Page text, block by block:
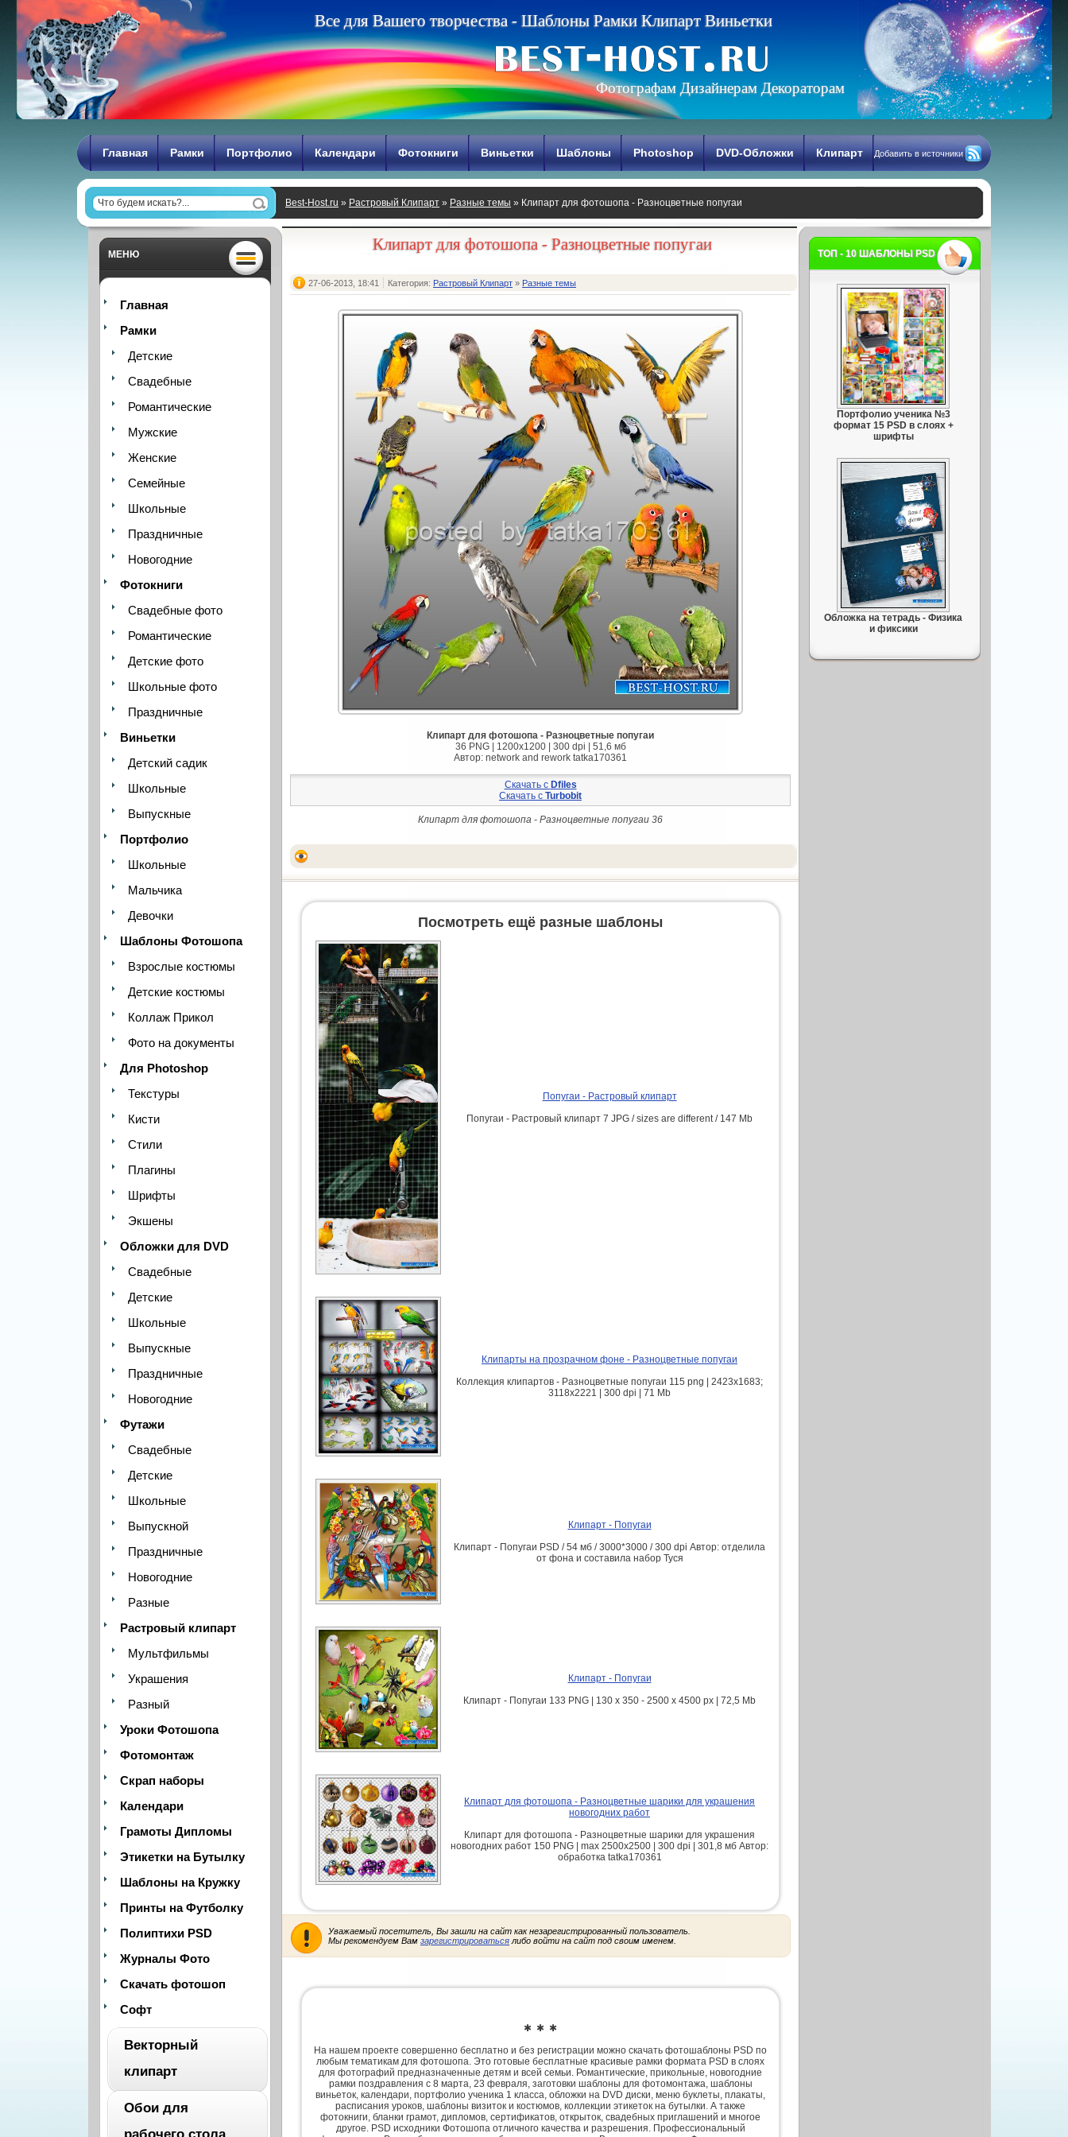
Все для Вашего творчества - Шаблоны Рамки Клипарт Виньетки
Фотографам Дизайнерам Декораторам
Главная Рамки Портфолио Календари Фотокниги Виньетки Шаблоны Photoshop DVD-Обложки Клипарт Добавить в источники
Best-Host.ru » Растровый Клипарт » Разные темы » Клипарт для фотошопа - Разноцветные попугаи
МЕНЮ
Главная
Рамки
Детские
Свадебные
Романтические
Мужские
Женские
Семейные
Школьные
Праздничные
Новогодние
Фотокниги
Свадебные фото
Романтические
Детские фото
Школьные фото
Праздничные
Виньетки
Детский садик
Школьные
Выпускные
Портфолио
Школьные
Мальчика
Девочки
Шаблоны Фотошопа
Взрослые костюмы
Детские костюмы
Коллаж Прикол
Фото на документы
Для Photoshop
Текстуры
Кисти
Стили
Плагины
Шрифты
Экшены
Обложки для DVD
Свадебные
Детские
Школьные
Выпускные
Праздничные
Новогодние
Футажи
Свадебные
Детские
Школьные
Выпускной
Праздничные
Новогодние
Разные
Растровый клипарт
Мультфильмы
Украшения
Разный
Уроки Фотошопа
Фотомонтаж
Скрап наборы
Календари
Грамоты Дипломы
Этикетки на Бутылку
Шаблоны на Кружку
Принты на Футболку
Полиптихи PSD
Журналы Фото
Скачать фотошоп
Софт
Векторный
клипарт
Обои для
Клипарт для фотошопа - Разноцветные попугаи
27-06-2013, 18:41 Категория: Растровый Клипарт » Разные темы
Клипарт для фотошопа - Разноцветные попугаи
36 PNG | 1200x1200 | 300 dpi | 51,6 мб
Автор: network and rework tatka170361
Скачать с Dfiles
Скачать с Turbobit
Клипарт для фотошопа - Разноцветные попугаи 36
Посмотреть ещё разные шаблоны
Попугаи - Растровый клипарт
Попугаи - Растровый клипарт 7 JPG / sizes are different / 147 Mb
Клипарты на прозрачном фоне - Разноцветные попугаи
Коллекция клипартов - Разноцветные попугаи 115 png | 2423x1683;
3118х2221 | 300 dpi | 71 Mb
Клипарт - Попугаи
Клипарт - Попугаи PSD / 54 мб / 3000*3000 / 300 dpi Автор: отделила
от фона и составила набор Туся
Клипарт - Попугаи
Клипарт - Попугаи 133 PNG | 130 x 350 - 2500 x 4500 px | 72,5 Mb
Клипарт для фотошопа - Разноцветные шарики для украшения
новогодних работ
Клипарт для фотошопа - Разноцветные шарики для украшения
новогодних работ 150 PNG | max 2500x2500 | 300 dpi | 301,8 мб Автор:
обработка tatka170361
Уважаемый посетитель, Вы зашли на сайт как незарегистрированный пользователь.
Мы рекомендуем Вам зарегистрироваться либо войти на сайт под своим именем.
✱ ✱ ✱
На нашем проекте совершенно бесплатно и без регистрации можно скачать фотошаблоны PSD по
любым тематикам для фотошопа. Это готовые бесплатные красивые рамки формата PSD в слоях
для фотографий предназначенные детям и всей семьи. Романтические, прикольные, новогодние
рамки поздравления с 8 марта, 23 февраля, заготовки шаблоны для фотомонтажа, шаблоны
виньеток, календари, портфолио ученика 1 класса, обложки на DVD диски, меню буклеты, плакаты,
расписания уроков, шаблоны визиток и костюмов, коллекции этикеток на бутылки. А также
фотокниги, бланки грамот, дипломов, сертификатов, открыток, свадебных приглашений и многое
другое. PSD исходники Фотошопа отличного качества и разрешения. Профессиональный
ТОП - 10 ШАБЛОНЫ PSD
Портфолио ученика №3
формат 15 PSD в слоях +
шрифты
Обложка на тетрадь - Физика
и фиксики